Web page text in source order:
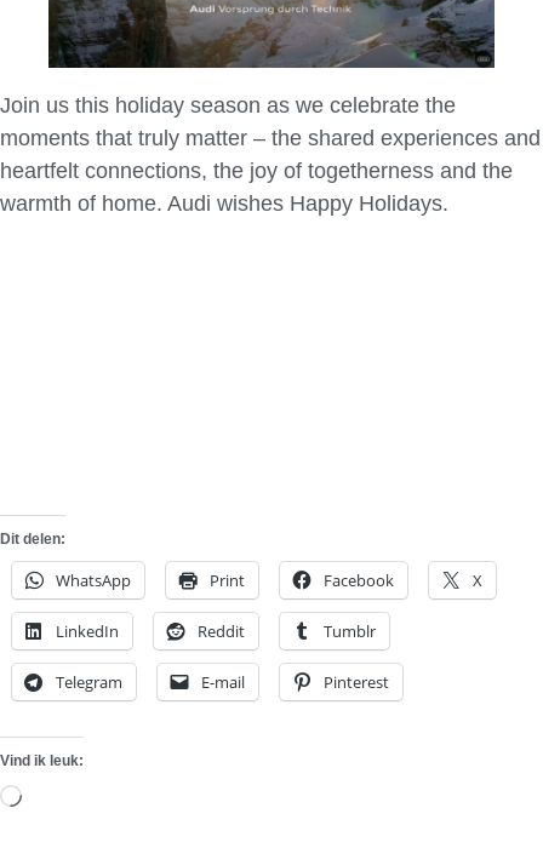
Join us this holiday season as we celebrate the
moments that truly matter – the shared experiences and
heartfelt connections, the joy of togetherness and the
warmth of home. Audi wishes Happy Holidays.
Dit delen:
WhatsApp Print Facebook X
LinkedIn Reddit Tumblr
Telegram E-mail Pinterest
Vind ik leuk:
Aan